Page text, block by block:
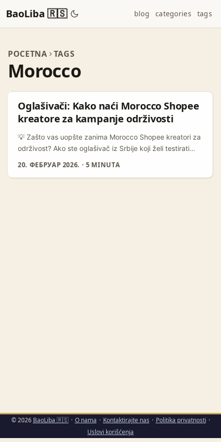
BaoLiba 🇷🇸 blog categories tags
POCETNA TAGS
Morocco
Oglašivači: Kako naći Morocco Shopee
kreatore za kampanje održivosti
💡 Zašto vas uopšte zanima Morocco Shopee kreatori za
održivost? Ako ste oglašivač iz Srbije koji želi testirati
20. ФЕБРУАР 2026. ·5 MINUTA
© 2026 BaoLiba 🇷🇸 · O nama · Kontaktirajte nas · Politika privatnosti ·
Uslovi korišćenja